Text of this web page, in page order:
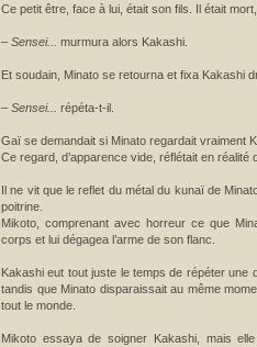
Ce petit être, face à lui, était son fils. Il était
– Sensei... murmura alors Kakashi.
Et soudain, Minato se retourna et fixa Kakashi
– Sensei... répéta-t-il.
Gaï se demandait si Minato regardait vraiment
Ce regard, d’apparence vide, réflétait en
Il ne vit que le reflet du métal du kunaï de
poitrine.
Mikoto, comprenant avec horreur ce que
corps et lui dégagea l’arme de son flanc.
Kakashi eut tout juste le temps de répéter
tandis que Minato disparaissait au même
tout le monde.
Mikoto essaya de soigner Kakashi, mais